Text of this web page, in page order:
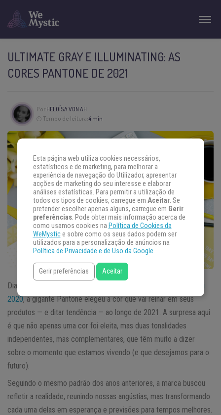
ULTIMATE GRAY E ILLUMINATING: AS
CORES PANTONE DE 2021
Por HELOÍSA VON AH
Tempo de leitura:4 min
Diante da falta de esperança que assolou o
2020, a gigante Pantone elegeu a cor que vai reinar em seus
produtos — e ditar tendência — ao longo de 2021. A surpresa aqui
é que não apenas uma cor foi eleita, mas duas tonalidades
independentes, mas complementares, que têm muito a dizer
sobre o momento que estamos vivendo (e que desejamos para o
futuro).
Seguindo o mesmo padrão dos anos anteriores, a marca buscou
refletir a realidade, reunindo nossas angústias, mas transformando
cada uma delas em esperança e previsões para tempos melhores.
Esta página web utiliza cookies necessários,
estatísticos e de marketing, para melhorar a
experiência de navegação do Utilizador, apresentar
acções de marketing do seu interesse e elaborar
análises estatísticas. Para permitir a utilização de
todos os tipos de cookies, carregue em Aceitar. Se
pretender escolher apenas alguns, carregue em Gerir
preferências. Pode obter mais informação acerca de
como usamos cookies na Política de Cookies da
WeMystice sobre como os seus dados podem ser
utilizados para a personalização de anúncios na
Política de Privacidade e de Uso da Google.
Gerir preferências Aceitar